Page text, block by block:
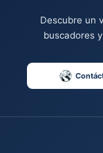
Descubre un
buscadores